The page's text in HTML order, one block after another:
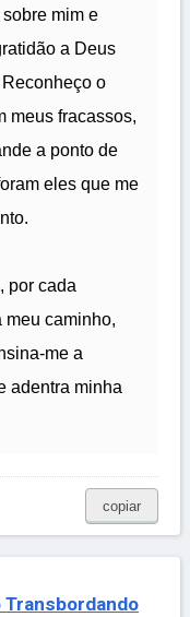
mim e
a Deus
o
meus fracassos,
a ponto de
eles que me
por cada
meu caminho,
me a
adentra minha
copiar
Transbordando